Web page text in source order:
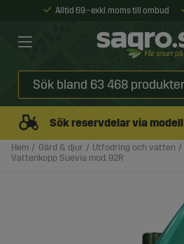
Alltid 69:- exkl. moms till ombud
Sök reservdelar via modell
Hem Gård & djur Utfodring och vatten
Vattenkopp Suevia mod. 92R